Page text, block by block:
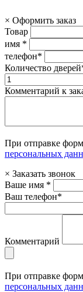
× Оформить заказ
Товар
имя *
телефон*
Количество
Комментарий к
При отправке
персональных
× Заказать звонок
Ваше имя *
Ваш телефон*
Комментарий
При отправке
персональных